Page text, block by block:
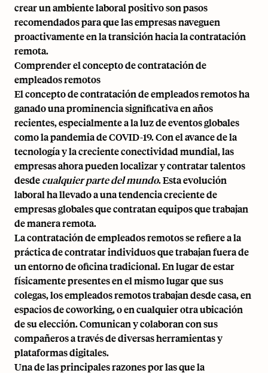
crear un ambiente laboral positivo son pasos
recomendados para que las empresas naveguen
proactivamente en la transición hacia la contratación
remota.
Comprender el concepto de contratación de
empleados remotos
El concepto de contratación de empleados remotos ha
ganado una prominencia significativa en años
recientes, especialmente a la luz de eventos globales
como la pandemia de COVID-19. Con el avance de la
tecnología y la creciente conectividad mundial, las
empresas ahora pueden localizar y contratar talentos
desdecualquier parte del mundo. Esta evolución
laboral ha llevado a una tendencia creciente de
empresas globales que contratan equipos que trabajan
de manera remota.
La contratación de empleados remotos se refiere a la
práctica de contratar individuos que trabajan fuera de
un entorno de oficina tradicional. En lugar de estar
físicamente presentes en el mismo lugar que sus
colegas, los empleados remotostrabajan desde casa, en
espacios de coworking, o en cualquier otra ubicación
de su elección. Comunican y colaboran con sus
compañeros a través de diversas herramientas y
plataformas digitales.
Una de las principales razones por las que la